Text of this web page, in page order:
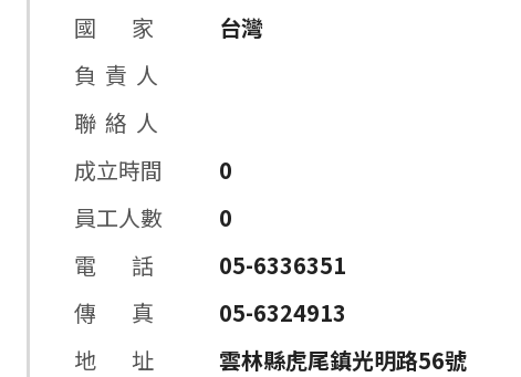
國 家
台灣
負 責 人
聯 絡 人
成立時間
0
員工人數
0
電 話
05-6336351
傳 真
05-6324913
地 址
雲林縣虎尾鎮光明路56號